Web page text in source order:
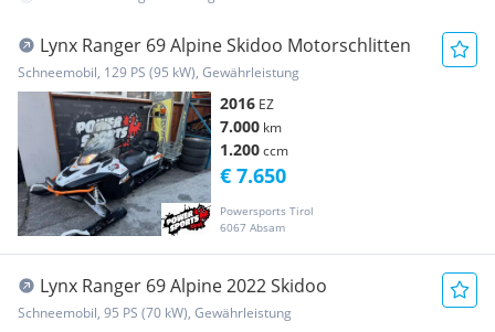
Lynx Ranger 69 Alpine Skidoo Motorschlitten
Schneemobil, 129 PS (95 kW), Gewährleistung
2016 EZ
7.000 km
1.200ccm
Powersports Tirol
6067 Absam
€ 7.650
Lynx Ranger 69 Alpine 2022 Skidoo
Schneemobil, 95 PS (70 kW), Gewährleistung